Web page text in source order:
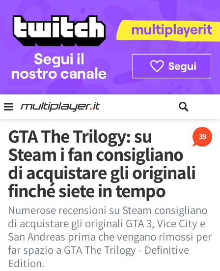
39
GTA The Trilogy: su
Steam i fan consigliano
di acquistare gli originali
finché siete in tempo
Numerose recensioni su Steam consigliano
di acquistare gli originali GTA 3, Vice City e
San Andreas prima che vengano rimossi per
far spazio a GTA The Trilogy - Definitive
Edition.